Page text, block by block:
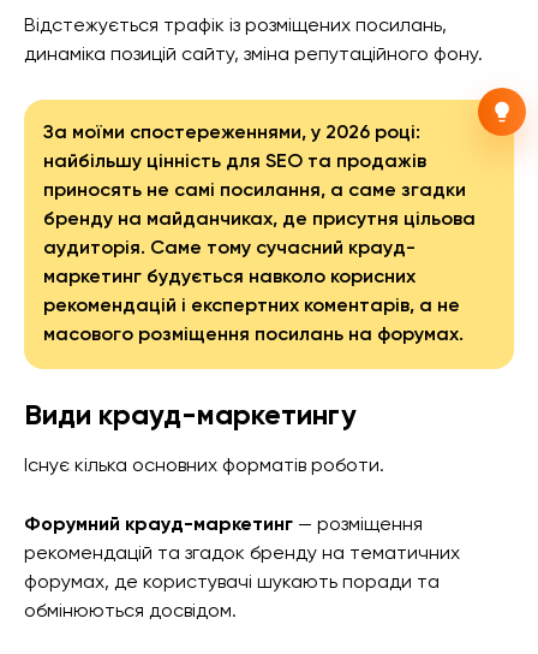
Відстежується трафік із розміщених посилань,
динаміка позицій сайту, зміна репутаційного фону.
За моїми спостереженнями, у 2026 році:
найбільшу цінність для SEO та продажів
приносять не самі посилання, а саме згадки
бренду на майданчиках, де присутня цільова
аудиторія. Саме тому сучасний крауд-
маркетинг будується навколо корисних
рекомендацій і експертних коментарів, а не
масового розміщення посилань на форумах.
Види крауд-маркетингу
Існує кілька основних форматів роботи.
Форумний крауд-маркетинг — розміщення
рекомендацій та згадок бренду на тематичних
форумах, де користувачі шукають поради та
обмінюються досвідом.